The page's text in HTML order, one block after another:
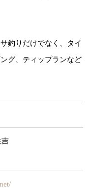
釣りだけでなく、タイ
グ、ティップランなど
吉